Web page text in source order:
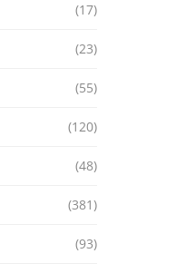
(17)
(23)
(55)
(120)
(48)
(381)
(93)